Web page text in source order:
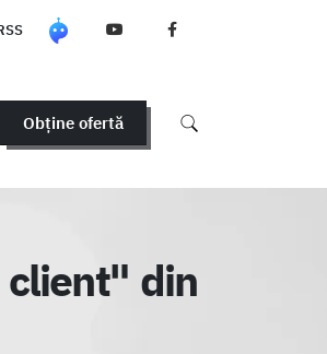
Obține ofertă
din